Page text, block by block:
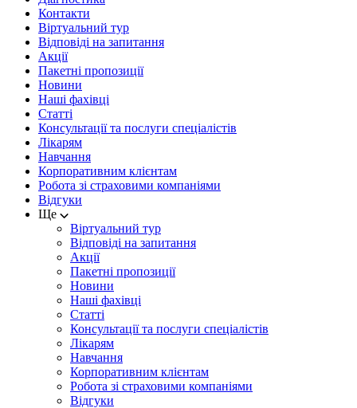
Контакти
Віртуальний тур
Відповіді на запитання
Акції
Пакетні пропозиції
Новини
Наші фахівці
Статті
Консультації та послуги спеціалістів
Лікарям
Навчання
Корпоративним клієнтам
Робота зі страховими компаніями
Відгуки
Ще
Віртуальний тур
Відповіді на запитання
Акції
Пакетні пропозиції
Новини
Наші фахівці
Статті
Консультації та послуги спеціалістів
Лікарям
Навчання
Корпоративним клієнтам
Робота зі страховими компаніями
Відгуки